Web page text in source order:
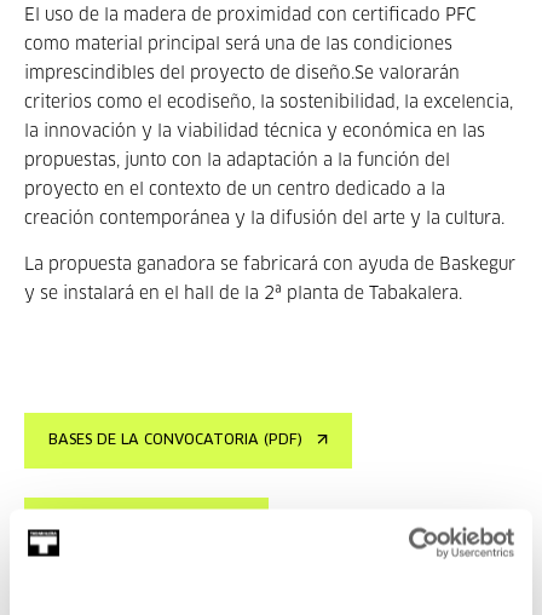
El uso de la madera de proximidad con certificado PFC
como material principal será una de las condiciones
imprescindibles del proyecto de diseño.Se valorarán
criterios como el ecodiseño, la sostenibilidad, la excelencia,
la innovación y la viabilidad técnica y económica en las
propuestas, junto con la adaptación a la función del
proyecto en el contexto de un centro dedicado a la
creación contemporánea y la difusión del arte y la cultura.
La propuesta ganadora se fabricará con ayuda de Baskegur
y se instalará en el hall de la 2ª planta de Tabakalera.
BASES DE LA CONVOCATORIA (PDF)